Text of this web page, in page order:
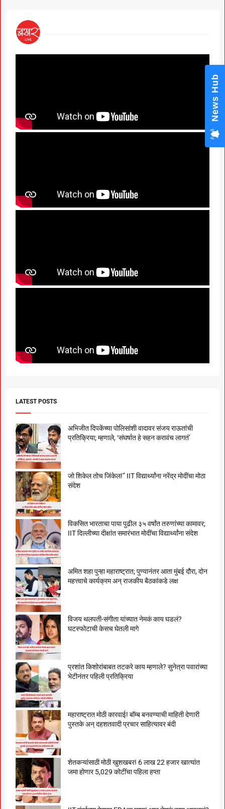
LATEST POSTS
अभिजीत दिपकेंच्या पोलिसांशी वादावर संजय राऊतांची
प्रतिक्रिया; म्हणाले, ‘संघर्षात हे सहन करावंच लागतं’
जो शिकेल तोच जिंकेल!” IIT विद्यार्थ्यांना नरेंद्र मोदींचा मोठा
संदेश
विकसित भारताचा पाया पुढील ३५ वर्षांत तरुणांच्या कामावर;
IIT दिल्लीच्या दीक्षांत समारंभात मोदींचा विद्यार्थ्यांना संदेश
अमित शहा पुन्हा महाराष्ट्रात; पुण्यानंतर आता मुंबई दौरा, दोन
महत्त्वाचे कार्यक्रम अन् राजकीय बैठकांकडे लक्ष
विजय थलपती-संगीता यांच्यात नेमकं काय घडलं?
घटस्फोटाची केसच घेतली मागे
प्रशांत किशोरांबाबत तटकरे काय म्हणाले? सुनेत्रा पवारांच्या
भेटीनंतर पहिली प्रतिक्रिया
महाराष्ट्रात मोठी कारवाई! बॉम्ब बनवण्याची माहिती देणारी
पुस्तके अन् दहशतवादी प्रचार साहित्यावर बंदी
शेतकऱ्यांसाठी मोठी खुशखबर! 6 लाख 22 हजार खात्यांत
जमा होणार 5,029 कोटींचा पहिला हप्ता
News Hub